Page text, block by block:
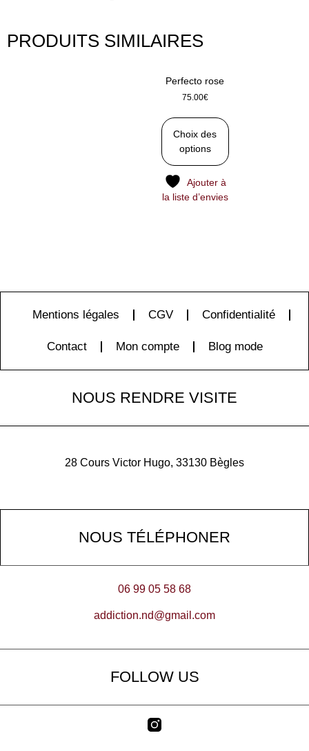
PRODUITS SIMILAIRES
Perfecto rose
75.00€
Choix des
options
Ajouter à
la liste d’envies
Mentions légales CGV Confidentialité
Contact Mon compte Blog mode
NOUS RENDRE VISITE
28 Cours Victor Hugo, 33130 Bègles
NOUS TÉLÉPHONER
06 99 05 58 68
addiction.nd@gmail.com
FOLLOW US